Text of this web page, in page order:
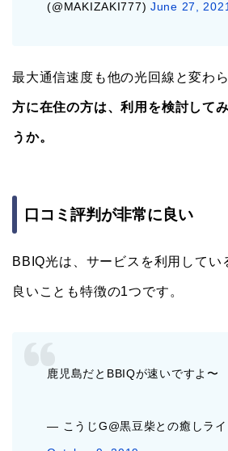
(@MAKIZAKI777) June 27, 2021
最大通信速度も他の光回線と変わら
方に在住の方は、利用を検討して
うか。
口コミ評判が非常に良い
BBIQ光は、サービスを利用してい
良いことも特徴の1つです。
鹿児島だとBBIQが速いですよ〜
— こうじG@黒豆柴との癒しラ